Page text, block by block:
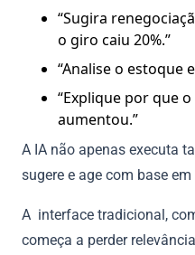
“Sugira
o giro caiu 20%.”
“Analise o estoque
“Explique por que
aumentou.”
A IA não apenas executa
sugere e age com base
A interface tradicional,
começa a perder